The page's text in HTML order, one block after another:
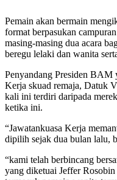
Pemain akan bermain
format berpasukan
masing-masing dua acara
beregu lelaki dan wanita
Penyandang Presiden BAM
Kerja skuad remaja, Datuk
kali ini terdiri daripada
ketika ini.
“Jawatankuasa Kerja
dipilih sejak dua bulan lalu,
“kami telah berbincang
yang diketuai Jeffer